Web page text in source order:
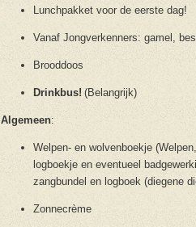
Lunchpakket voor de eerste dag!
Vanaf Jongverkenners: gamel,
Brooddoos
Drinkbus! (Belangrijk)
Algemeen:
Welpen- en wolvenboekje
logboekje en eventueel
zangbundel en logboek (diegene
Zonnecrème